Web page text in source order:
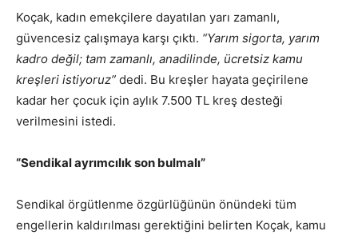
Koçak, kadın emekçilere dayatılan yarı zamanlı,
güvencesiz çalışmaya karşı çıktı. “Yarım sigorta, yarım
kadro değil; tam zamanlı, anadilinde, ücretsiz kamu
kreşleri istiyoruz” dedi. Bu kreşler hayata geçirilene
kadar her çocuk için aylık 7.500 TL kreş desteği
verilmesini istedi.
“Sendikal ayrımcılık son bulmalı”
Sendikal örgütlenme özgürlüğünün önündeki tüm
engellerin kaldırılması gerektiğini belirten Koçak, kamu